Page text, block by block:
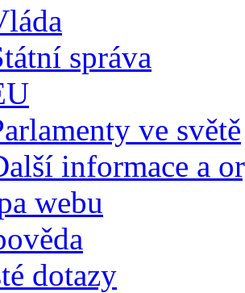
správa
ve světě
informace a
webu
dotazy